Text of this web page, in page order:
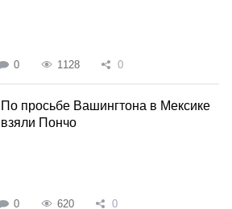
0 1128 0
По просьбе Вашингтона в Мексике
взяли Пончо
0 620 0